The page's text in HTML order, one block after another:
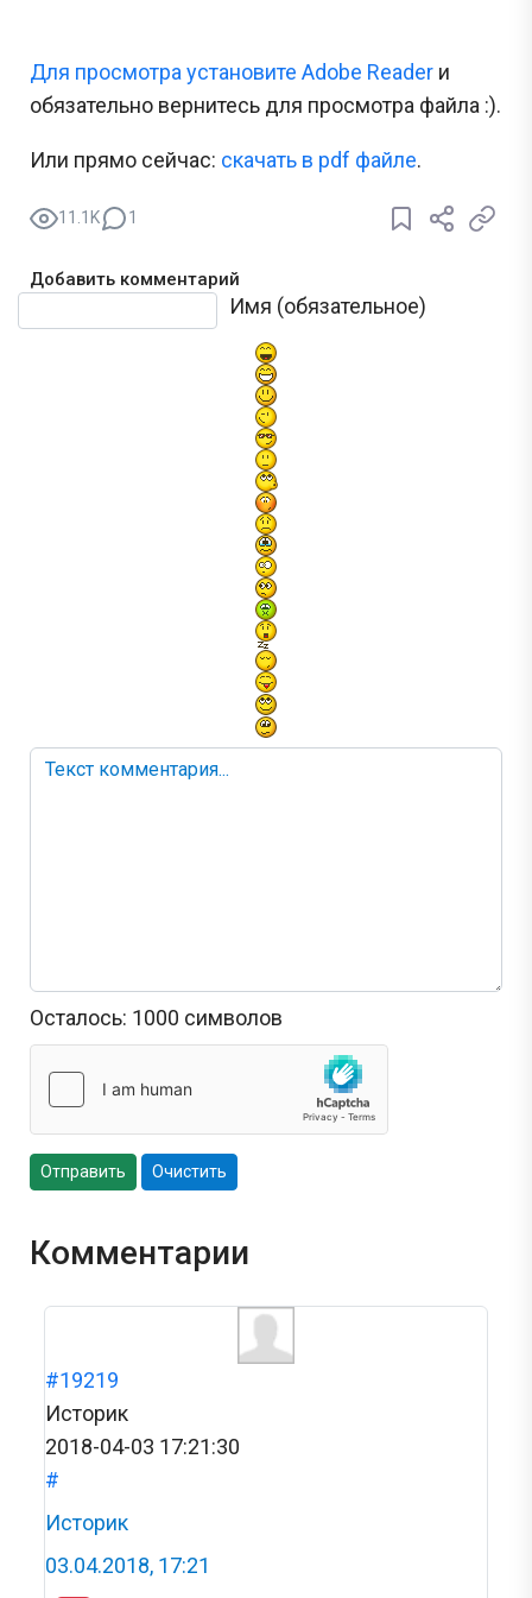
Для просмотра установите Adobe Reader и
обязательно вернитесь для просмотра файла :).
Или прямо сейчас: cкачать в pdf файле.
11.1K 1
Добавить комментарий
Имя (обязательное)
Осталось: 1000 символов
Отправить Очистить
Комментарии
#19219
Историк
2018-04-03 17:21:30
#
Историк
03.04.2018, 17:21